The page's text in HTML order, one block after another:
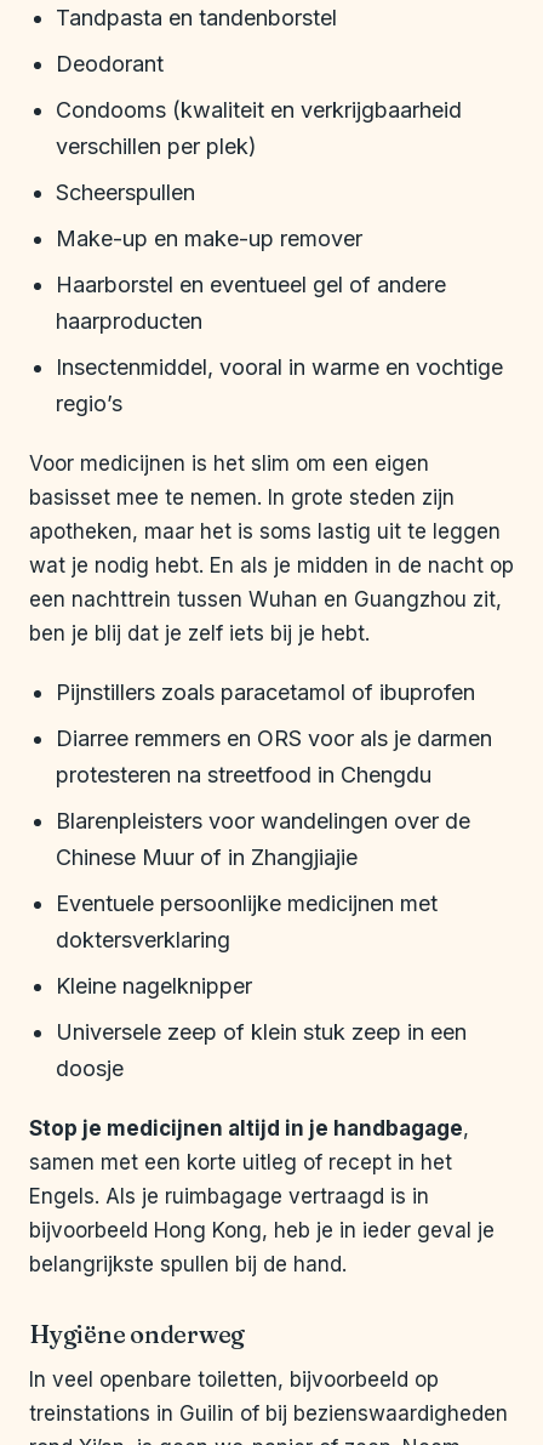
Tandpasta en tandenborstel
Deodorant
Condooms (kwaliteit en verkrijgbaarheid
verschillen per plek)
Scheerspullen
Make-up en make-up remover
Haarborstel en eventueel gel of andere
haarproducten
Insectenmiddel, vooral in warme en vochtige
regio’s
Voor medicijnen is het slim om een eigen
basisset mee te nemen. In grote steden zijn
apotheken, maar het is soms lastig uit te leggen
wat je nodig hebt. En als je midden in de nacht op
een nachttrein tussen Wuhan en Guangzhou zit,
ben je blij dat je zelf iets bij je hebt.
Pijnstillers zoals paracetamol of ibuprofen
Diarree remmers en ORS voor als je darmen
protesteren na streetfood in Chengdu
Blarenpleisters voor wandelingen over de
Chinese Muur of in Zhangjiajie
Eventuele persoonlijke medicijnen met
doktersverklaring
Kleine nagelknipper
Universele zeep of klein stuk zeep in een
doosje
Stop je medicijnen altijd in je handbagage,
samen met een korte uitleg of recept in het
Engels. Als je ruimbagage vertraagd is in
bijvoorbeeld Hong Kong, heb je in ieder geval je
belangrijkste spullen bij de hand.
Hygiëne onderweg
In veel openbare toiletten, bijvoorbeeld op
treinstations in Guilin of bij bezienswaardigheden